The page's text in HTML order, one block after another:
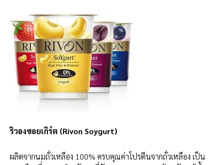
ริวองซอยเกิร์ต (Rivon Soygurt)
ผลิตจากนมถั่วเหลือง 100% ครบคุณค่าโปรตีนจากถั่วเหลือง เป็น